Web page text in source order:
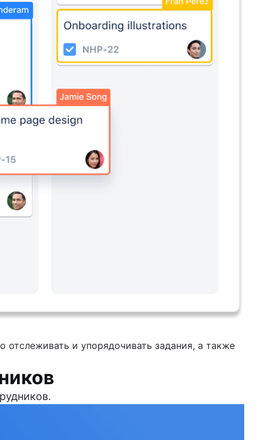
и упорядочивать задания, а также